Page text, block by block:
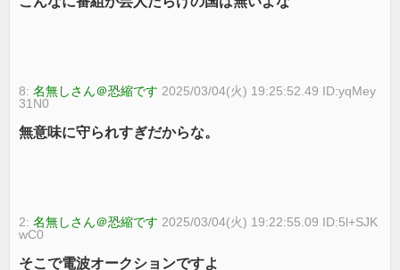
8:名無しさん＠恐縮です 2025/03/04(火) 19:25:52.49 ID:yqMey
31N0
無意味に守られすぎだからな。
2:名無しさん＠恐縮です 2025/03/04(火) 19:22:55.09 ID:5l+SJK
wC0
そこで電波オークションですよ